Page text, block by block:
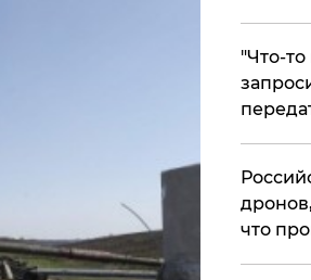
​"Что-
что